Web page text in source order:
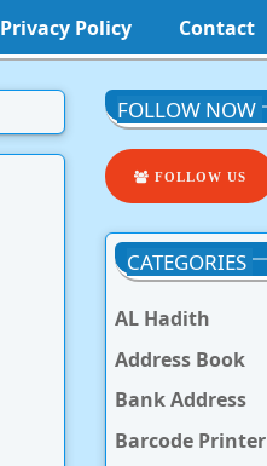
Privacy Policy Contact
FOLLOW NOW
FOLLOW US
CATEGORIES
AL Hadith
Address Book
Bank Address
Barcode Printer